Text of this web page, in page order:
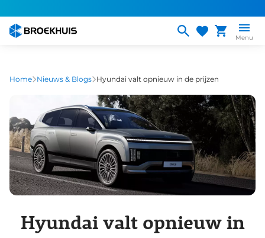
naar
gaan
Menu
Home Nieuws & Blogs Hyundai valt opnieuw in de prijzen
Hyundai valt opnieuw in